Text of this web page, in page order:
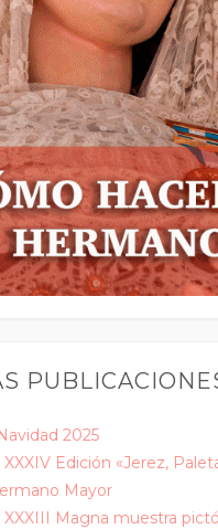
2025
XXXIV Edición «Jerez,
Mayor
XXXIII Magna muestra